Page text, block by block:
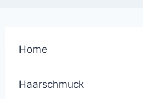
Home
Haarschmuck